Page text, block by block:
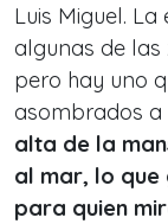
Luis Miguel.
algunas de las
pero hay uno
asombrados a
alta de la
al mar, lo que
para quien